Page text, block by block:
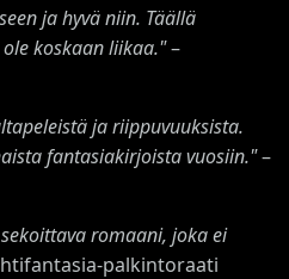
ja hyvä niin. Täällä
koskaan liikaa."–
ja riippuvuuksista.
fantasiakirjoista vuosiin."–
romaani, joka ei
palkintoraati